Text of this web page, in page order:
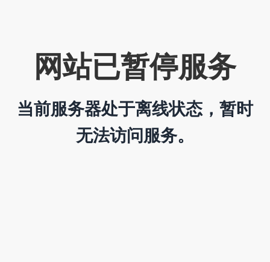
网站已暂停服务
当前服务器处于离线状态，暂时
无法访问服务。